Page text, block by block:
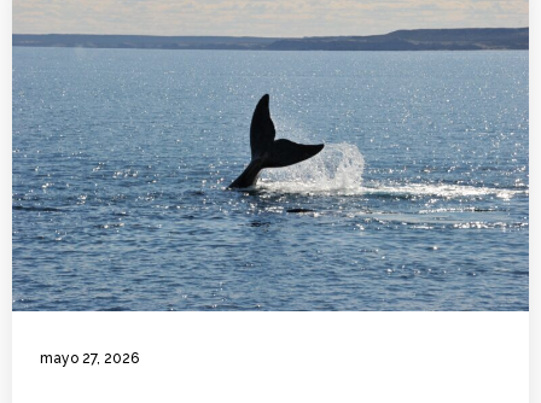
mayo 27, 2026